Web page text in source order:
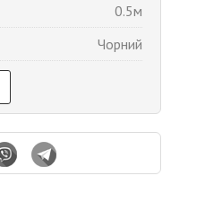
0.5м
Чорний